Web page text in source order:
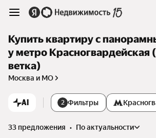
Купить квартиру с
у метро Красногвардейская
ветка)
Москва и МО
AI 2 Фильтры
33 предложения •
по актуальности